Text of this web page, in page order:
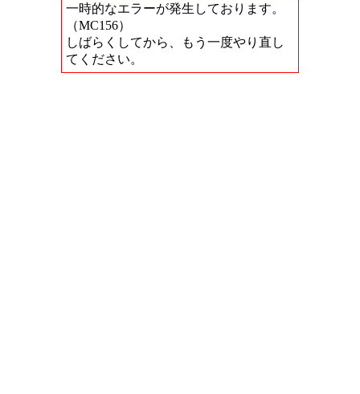
一時的なエラーが発生しております。
（MC156）
しばらくしてから、もう一度やり直し
てください。